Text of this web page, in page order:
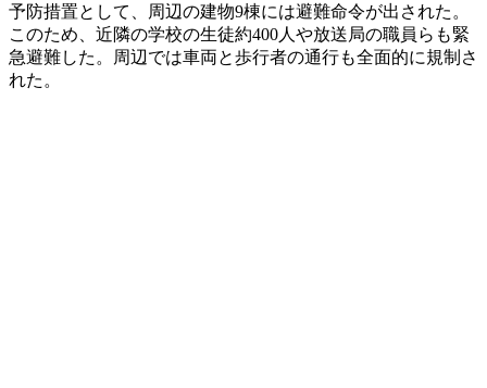
予防措置として、周辺の建物9棟には避難命令が出された。
このため、近隣の学校の生徒約400人や放送局の職員らも緊
急避難した。周辺では車両と歩行者の通行も全面的に規制さ
れた。